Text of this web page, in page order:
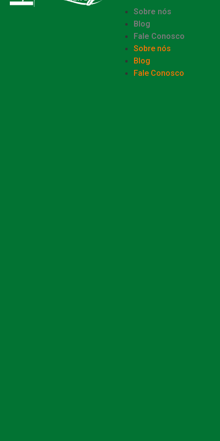
Sobre nós
Blog
Fale Conosco
Sobre nós
Blog
Fale Conosco